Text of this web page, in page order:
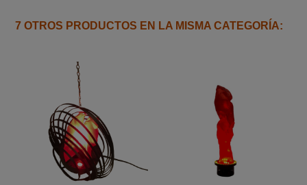
7 OTROS PRODUCTOS EN LA MISMA CATEGORÍA: